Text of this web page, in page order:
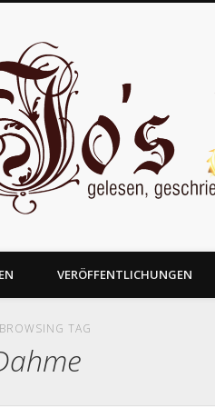
und nachgedacht
VERÖFFENTLICHUNGEN
TAG